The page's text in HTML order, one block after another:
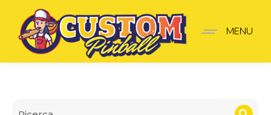
Lancia-Palline Freccia
MENU